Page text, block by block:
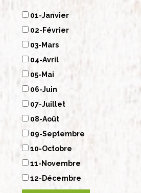
01-Janvier
02-Février
03-Mars
04-Avril
05-Mai
06-Juin
07-Juillet
08-Août
09-Septembre
10-Octobre
11-Novembre
12-Décembre